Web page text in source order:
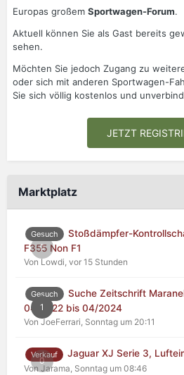
Europas großem Sportwagen-Forum.
Aktuell können Sie als Gast bereits
sehen.
Möchten Sie jedoch Zugang zu
oder sich mit anderen Sportwagen-
Sie sich völlig kostenlos und
JETZT
Marktplatz
0
Gesuch
Stoßdämpfer-
F355 Non F1
Von Lowdi, vor 15 Stunden
1
Gesuch
Suche Zeitschrift
04/2022 bis 04/2024
Von JoeFerrari, Sonntag um 20:11
0
Verkauf Jaguar XJ Serie 3,
Von Jarama, Sonntag um 08:46